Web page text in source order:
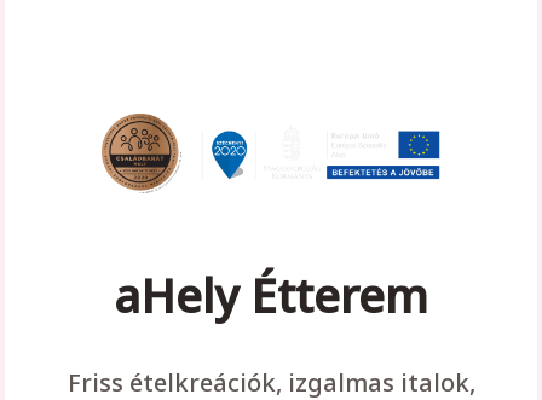
aHely Étterem
Friss ételkreációk, izgalmas italok,